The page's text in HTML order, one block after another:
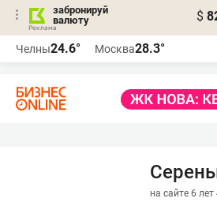
забронируй
валюту
$
Челны24.6° Москва28.3°
на сайте 6